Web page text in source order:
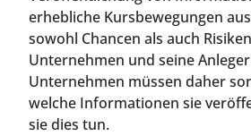
erhebliche Kursbewegungen
sowohl Chancen als auch
Unternehmen und seine
Unternehmen müssen daher
welche Informationen sie
sie dies tun.